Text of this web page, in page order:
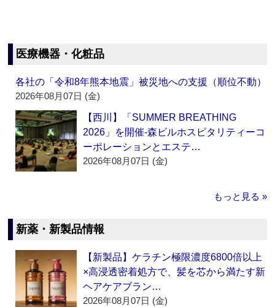
医療機器・化粧品
各社の「令和8年熊本地震」被災地への支援（順位不動）
2026年08月07日 (金)
【西川】「SUMMER BREATHING
2026」を開催‐森ビルホスピタリティーコ
ーポレーションとエステ…
2026年08月07日 (金)
もっと見る »
新薬・新製品情報
【新製品】ケラチン極限濃度6800倍以上
×高浸透密着処方で、髪を芯から満たす新
ヘアケアブラン…
2026年08月07日 (金)